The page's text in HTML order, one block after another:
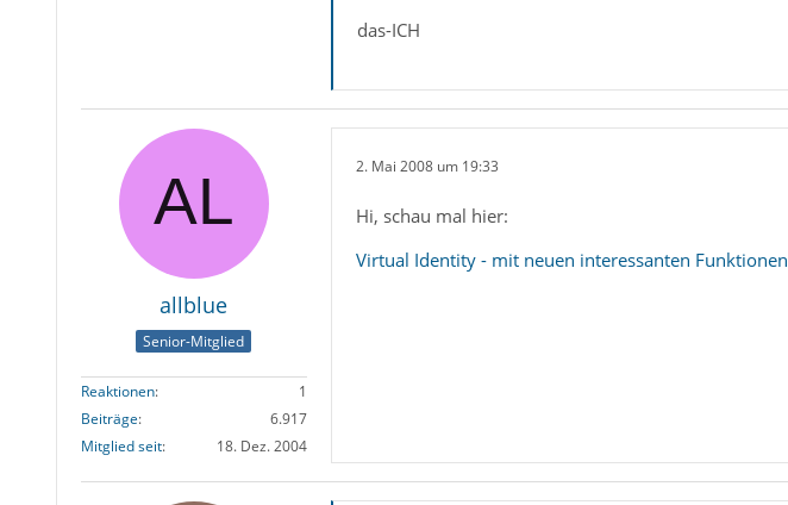
das-ICH
allblue
Senior-Mitglied
Reaktionen
1
Beiträge
6.917
Mitglied seit
18. Dez. 2004
2. Mai 2008 um 19:33
Hi, schau mal hier:
Virtual Identity - mit neuen interessanten Funktionen